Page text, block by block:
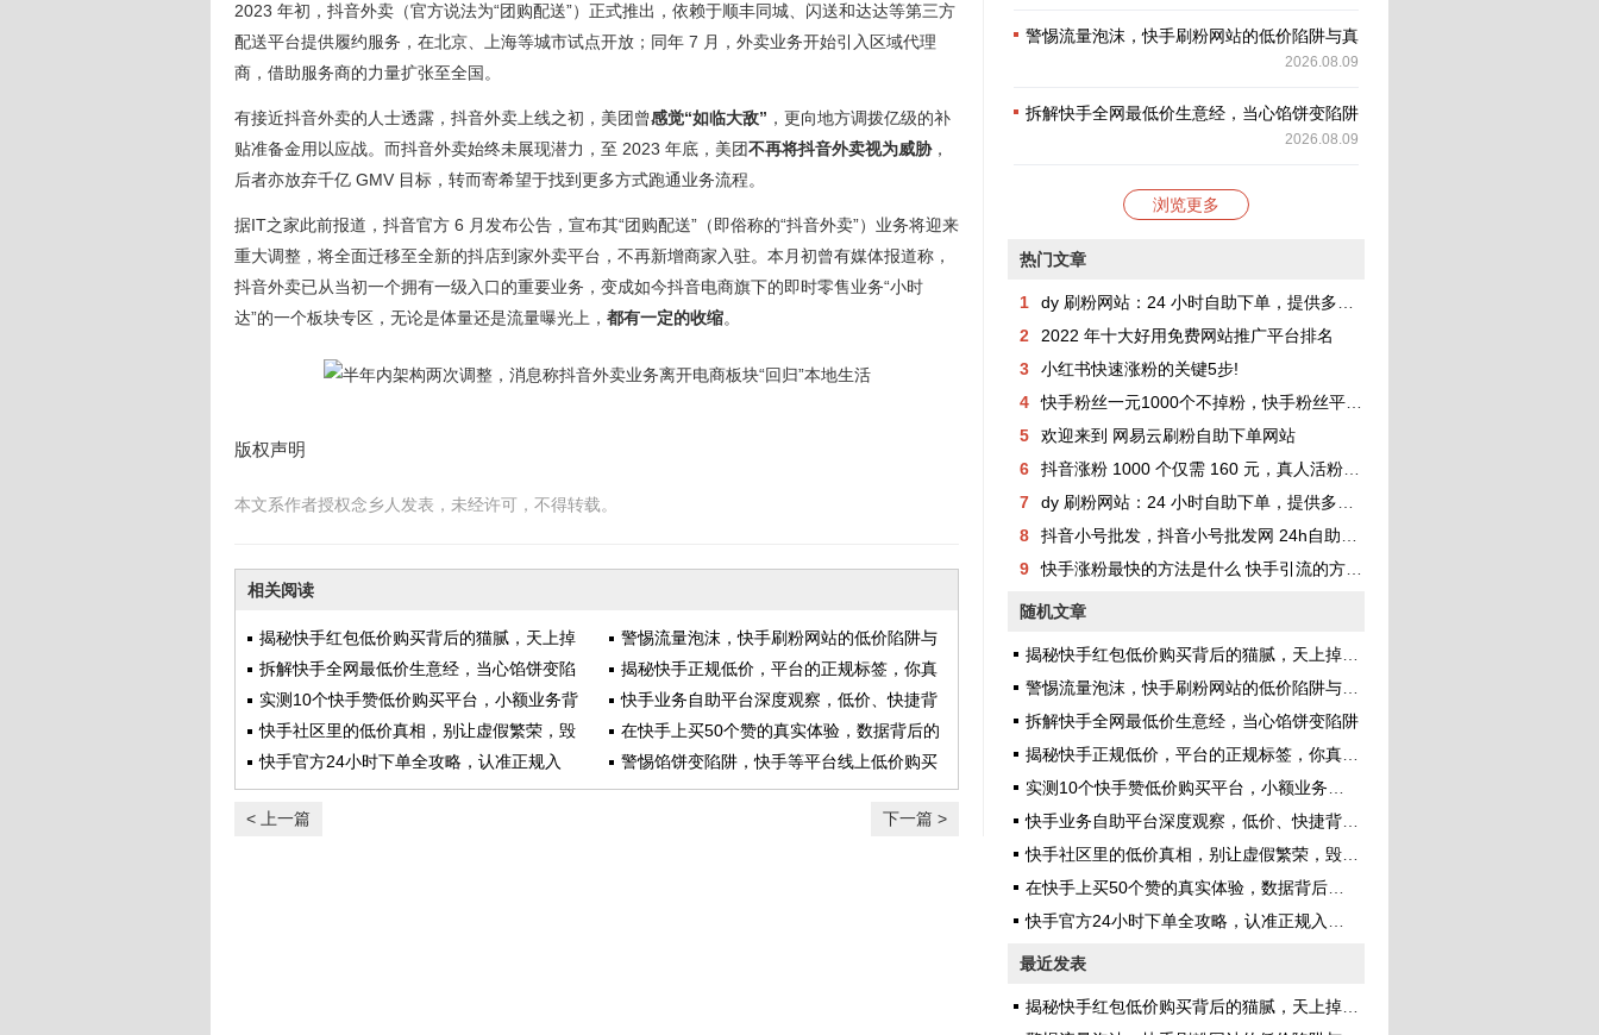
2023 年初，抖音外卖（官方说法为“团购配送”）正式推出，依赖于顺丰同城、闪送和达达等第三方
配送平台提供履约服务，在北京、上海等城市试点开放；同年 7 月，外卖业务开始引入区域代理
商，借助服务商的力量扩张至全国。
有接近抖音外卖的人士透露，抖音外卖上线之初，美团曾感觉“如临大敌” ，更向地方调拨亿级的补
贴准备金用以应战。而抖音外卖始终未展现潜力，至 2023 年底，美团不再将抖音外卖视为威胁，
后者亦放弃千亿 GMV 目标，转而寄希望于找到更多方式跑通业务流程。
据IT之家此前报道，抖音官方 6 月发布公告，宣布其“团购配送”（即俗称的“抖音外卖”）业务将迎来
重大调整，将全面迁移至全新的抖店到家外卖平台，不再新增商家入驻。本月初曾有媒体报道称，
抖音外卖已从当初一个拥有一级入口的重要业务，变成如今抖音电商旗下的即时零售业务“小时
达”的一个板块专区，无论是体量还是流量曝光上， 都有一定的收缩。
版权声明
本文系作者授权念乡人发表，未经许可，不得转载。
相关阅读
揭秘快手红包低价购买背后的猫腻，天上掉
的到底是馅饼还是陷阱？
警惕流量泡沫，快手刷粉网站的低价陷阱与
真伪辨别全攻略
拆解快手全网最低价生意经，当心馅饼变陷
阱
揭秘快手正规低价，平台的正规标签，你真
的会分辨吗？
实测10个快手赞低价购买平台，小额业务背
后的真相与风险全解析
快手业务自助平台深度观察，低价、快捷背
后的下单风险全面解析
快手社区里的低价真相，别让虚假繁荣，毁
了你的生意根基
在快手上买50个赞的真实体验，数据背后的
冷思考
快手官方24小时下单全攻略，认准正规入
口，远离钓鱼陷阱
警惕馅饼变陷阱，快手等平台线上低价购买
全攻略与避坑指南
< 上一篇
下一篇 >
警惕流量泡沫，快手刷粉网站的低价陷阱与真伪辨别全攻略
2026.08.09
拆解快手全网最低价生意经，当心馅饼变陷阱
2026.08.09
浏览更多
热门文章
1
dy 刷粉网站：24 小时自助下单，提供多种 QQ 业务服务，助你成为网红
2
2022 年十大好用免费网站推广平台排名
3
小红书快速涨粉的关键5步!
4
快手粉丝一元1000个不掉粉，快手粉丝平台 网站免费，小白进来看看，教你如何快速涨粉1000，其实很简单！
5
欢迎来到 网易云刷粉自助下单网站
6
抖音涨粉 1000 个仅需 160 元，真人活粉助力账号价值提升
7
dy 刷粉网站：24 小时自助下单，提供多种 QQ 业务服务，助你成为网红
8
抖音小号批发，抖音小号批发网 24h自助发卡？
9
快手涨粉最快的方法是什么 快手引流的方法是什么
随机文章
揭秘快手红包低价购买背后的猫腻，天上掉的到底是馅饼还是陷阱？
警惕流量泡沫，快手刷粉网站的低价陷阱与真伪辨别全攻略
拆解快手全网最低价生意经，当心馅饼变陷阱
揭秘快手正规低价，平台的正规标签，你真的会分辨吗？
实测10个快手赞低价购买平台，小额业务背后的真相与风险全解析
快手业务自助平台深度观察，低价、快捷背后的下单风险全面解析
快手社区里的低价真相，别让虚假繁荣，毁了你的生意根基
在快手上买50个赞的真实体验，数据背后的冷思考
快手官方24小时下单全攻略，认准正规入口，远离钓鱼陷阱
最近发表
揭秘快手红包低价购买背后的猫腻，天上掉的到底是馅饼还是陷阱？